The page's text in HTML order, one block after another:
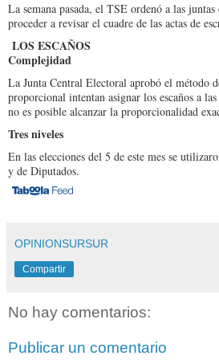
La semana pasada, el TSE ordenó a las
proceder a revisar el cuadre de las actas de
LOS ESCAÑOS
Complejidad
La Junta Central Electo­ral aprobó el método
proporcional intentan asignar los escaños a
no es posible alcan­zar la proporcionalidad
Tres niveles
En las elecciones del 5 de este mes se
y de Diputados.
OPINIONSURSUR
Compartir
No hay comentarios:
Publicar un comentario